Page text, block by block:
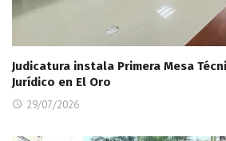
Judicatura instala Primera Mesa
Jurídico en El Oro
29/07/2026